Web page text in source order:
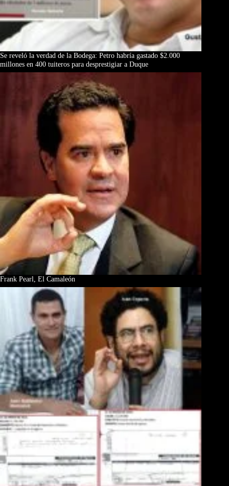
Se reveló la verdad de la Bodega: Petro habría gastado $2.000
millones en 400 tuiteros para desprestigiar a Duque
Frank Pearl, El Camaleón